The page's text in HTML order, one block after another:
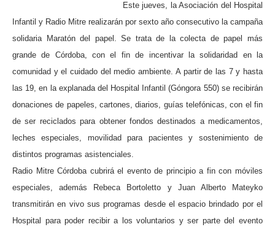
Este jueves, la Asociación del Hospital
Infantil y Radio Mitre realizarán por sexto año consecutivo la campaña
solidaria Maratón del papel. Se trata de la colecta de papel más
grande de Córdoba, con el fin de incentivar la solidaridad en la
comunidad y el cuidado del medio ambiente. A partir de las 7 y hasta
las 19, en la explanada del Hospital Infantil (Góngora 550) se recibirán
donaciones de papeles, cartones, diarios, guías telefónicas, con el fin
de ser reciclados para obtener fondos destinados a medicamentos,
leches especiales, movilidad para pacientes y sostenimiento de
distintos programas asistenciales.
Radio Mitre Córdoba cubrirá el evento de principio a fin con móviles
especiales, además Rebeca Bortoletto y Juan Alberto Mateyko
transmitirán en vivo sus programas desde el espacio brindado por el
Hospital para poder recibir a los voluntarios y ser parte del evento